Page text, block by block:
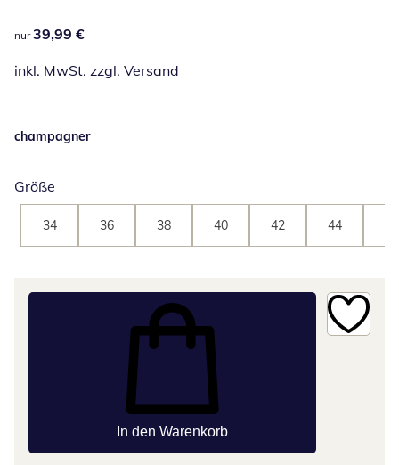
39,99 €
nur 39,99 €
inkl. MwSt. zzgl. Versand
champagner
Größe
34 36 38 40 42 44
In den Warenkorb